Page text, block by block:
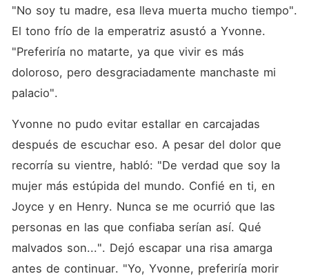
"No soy tu madre, esa lleva muerta mucho tiempo".
El tono frío de la emperatriz asustó a Yvonne.
"Preferiría no matarte, ya que vivir es más
doloroso, pero desgraciadamente manchaste mi
palacio".
Yvonne no pudo evitar estallar en carcajadas
después de escuchar eso. A pesar del dolor que
recorría su vientre, habló: "De verdad que soy la
mujer más estúpida del mundo. Confié en ti, en
Joyce y en Henry. Nunca se me ocurrió que las
personas en las que confiaba serían así. Qué
malvados son...". Dejó escapar una risa amarga
antes de continuar. "Yo, Yvonne, preferiría morir